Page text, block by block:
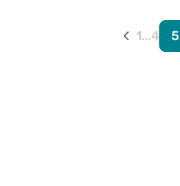
1...4 5